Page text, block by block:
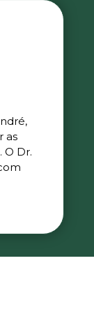
as
O Dr.